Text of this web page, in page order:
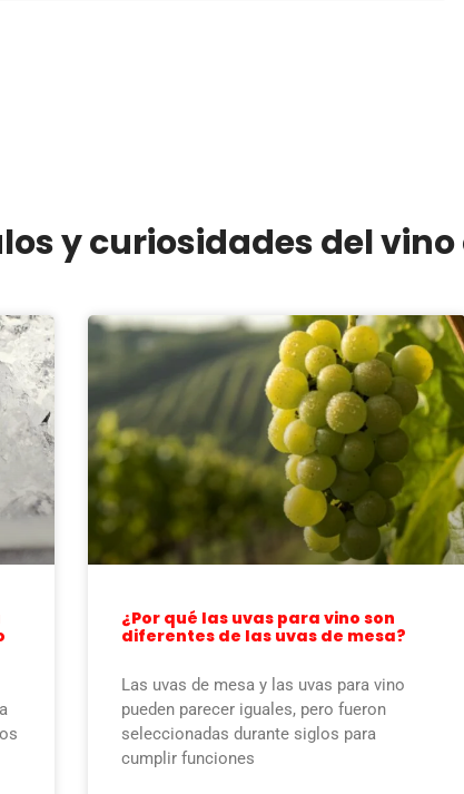
y curiosidades del
¿Por qué las uvas para vino son
diferentes de las uvas de mesa?
Las uvas de mesa y las uvas para vino
pueden parecer iguales, pero fueron
seleccionadas durante siglos para
cumplir funciones